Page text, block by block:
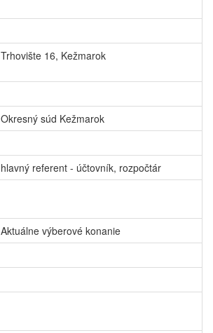
Trhovište 16, Kežmarok
Okresný súd Kežmarok
hlavný referent - účtovník, rozpočtár
Aktuálne výberové konanie